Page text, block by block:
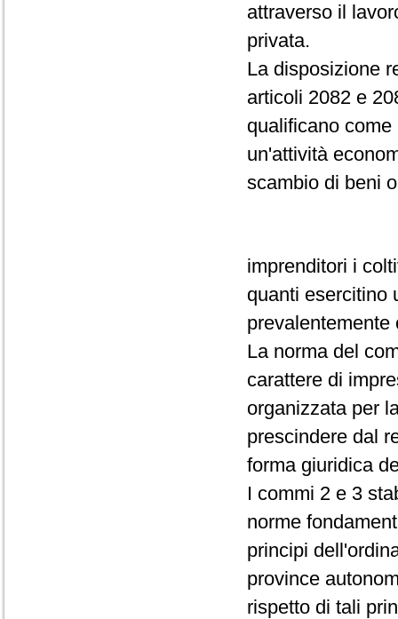
attraverso il
privata.
La disposizione
articoli 2082 e
qualificano
un'attività
scambio di beni
imprenditori i
quanti esercitino
La norma del
carattere di
organizzata per
prescindere dal
forma giuridica
I commi 2 e 3
norme
principi
province
rispetto di tali